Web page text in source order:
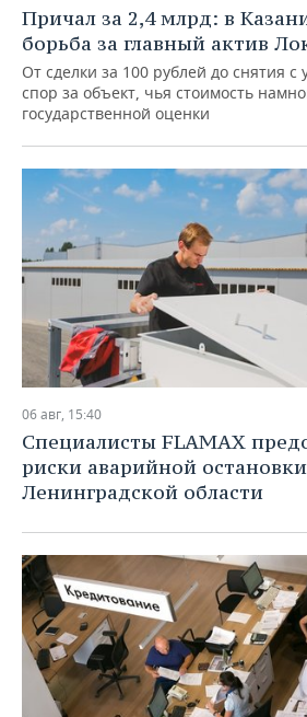
Причал за 2,4 млрд: в
борьба за главный актив
От сделки за 100 рублей до снятия с
спор за объект, чья стоимость
государственной оценки
06 авг, 15:40
Специалисты FLAMAX
риски аварийной
Ленинградской области